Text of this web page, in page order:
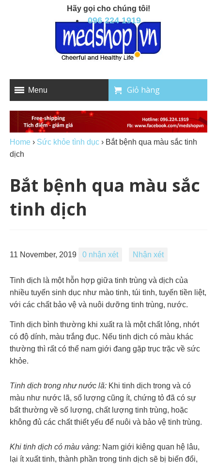
Menu Giỏ hàng
Hãy gọi cho chúng tôi!
096 224 1919
Home › Sức khỏe tình dục › Bắt bệnh qua màu sắc tinh
dịch
Bắt bệnh qua màu sắc
tinh dịch
11 November, 2019 0 nhận xét Nhận xét
Tinh dịch là một hỗn hợp giữa tinh trùng và dịch của
nhiều tuyến sinh dục như mào tinh, túi tinh, tuyến tiền liệt,
với các chất bảo vệ và nuôi dưỡng tinh trùng, nước.
Tinh dịch bình thường khi xuất ra là một chất lỏng, nhớt
có độ dính, màu trắng đục. Nếu tinh dịch có màu khác
thường thì rất có thể nam giới đang gặp trục trặc về sức
khỏe.
Tinh dịch trong như nước lã: Khi tinh dịch trong và có
màu như nước lã, số lượng cũng ít, chứng tỏ đã có sự
bất thường về số lượng, chất lượng tinh trùng, hoặc
không đủ các chất thiết yếu để nuôi và bảo vệ tinh trùng.
Khi tinh dịch có màu vàng: Nam giới kiêng quan hệ lâu,
lại ít xuất tinh, thành phần trong tinh dịch sẽ bị biến đổi,